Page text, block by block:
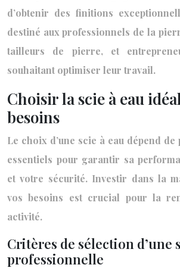
d’obtenir des finitions
destiné aux professionnels de la
tailleurs de pierre, et
souhaitant optimiser leur travail.
Choisir la scie à eau
besoins
Le choix d’une scie à eau dépend
essentiels pour garantir sa
et votre sécurité. Investir dans la
vos besoins est crucial pour la
activité.
Critères de sélection d’une
professionnelle